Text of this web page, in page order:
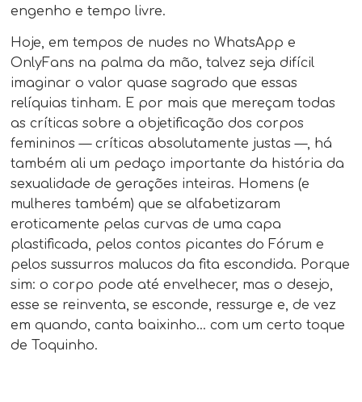
engenho e tempo livre.
Hoje, em tempos de nudes no WhatsApp e
OnlyFans na palma da mão, talvez seja difícil
imaginar o valor quase sagrado que essas
relíquias tinham. E por mais que mereçam todas
as críticas sobre a objetificação dos corpos
femininos — críticas absolutamente justas —, há
também ali um pedaço importante da história da
sexualidade de gerações inteiras. Homens (e
mulheres também) que se alfabetizaram
eroticamente pelas curvas de uma capa
plastificada, pelos contos picantes do Fórum e
pelos sussurros malucos da fita escondida. Porque
sim: o corpo pode até envelhecer, mas o desejo,
esse se reinventa, se esconde, ressurge e, de vez
em quando, canta baixinho… com um certo toque
de Toquinho.